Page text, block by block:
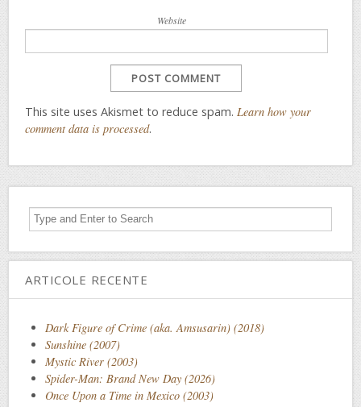
Website
This site uses Akismet to reduce spam. Learn how your
comment data is processed.
ARTICOLE RECENTE
Dark Figure of Crime (aka. Amsusarin) (2018)
Sunshine (2007)
Mystic River (2003)
Spider-Man: Brand New Day (2026)
Once Upon a Time in Mexico (2003)